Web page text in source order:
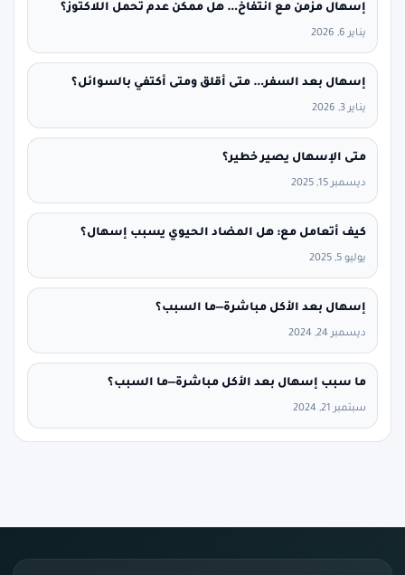
إسهال مزمن مع انتفاخ… هل ممكن عدم تحمل اللاكتوز؟
يناير 6, 2026
إسهال بعد السفر… متى أقلق ومتى أكتفي بالسوائل؟
يناير 3, 2026
متى الإسهال يصير خطير؟
ديسمبر 15, 2025
كيف أتعامل مع: هل المضاد الحيوي يسبب إسهال؟
يوليو 5, 2025
إسهال بعد الأكل مباشرة—ما السبب؟
ديسمبر 24, 2024
ما سبب إسهال بعد الأكل مباشرة—ما السبب؟
سبتمبر 21, 2024